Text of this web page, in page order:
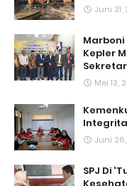
Juni 21,
Kepler
Mei 13,
Juni
SPJ Di